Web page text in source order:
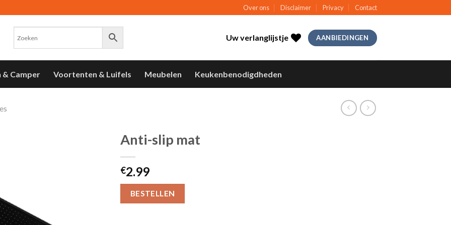
Over ons Disclaimer Privacy Contact
Uw verlanglijstje AANBIEDINGEN
& Camper Voortenten & Luifels Meubelen Keukenbenodigdheden
Anti-slip mat
€2.99
BESTELLEN